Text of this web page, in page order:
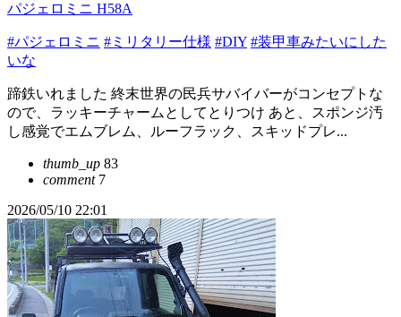
パジェロミニ H58A
#パジェロミニ #ミリタリー仕様 #DIY #装甲車みたいにした
いな
蹄鉄いれました 終末世界の民兵サバイバーがコンセプトな
ので、ラッキーチャームとしてとりつけ あと、スポンジ汚
し感覚でエムブレム、ルーフラック、スキッドプレ...
thumb_up 83
comment7
2026/05/10 22:01